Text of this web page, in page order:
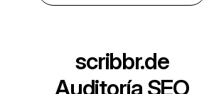
scribbr.de
Auditoría SEO